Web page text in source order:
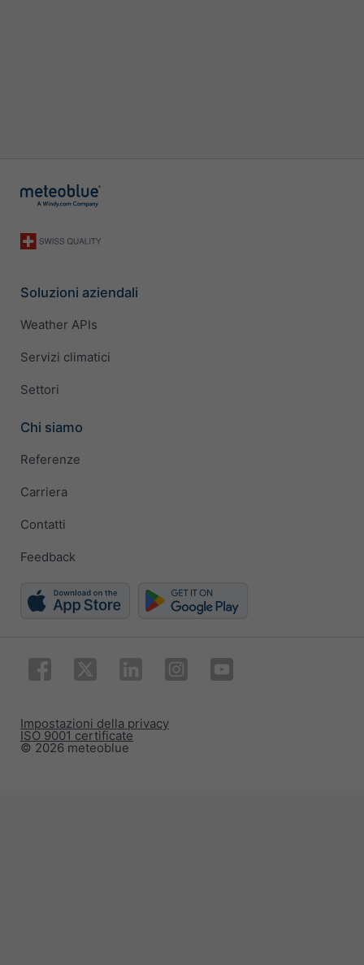
Soluzioni aziendali
Weather APIs
Servizi climatici
Settori
Chi siamo
Referenze
Carriera
Contatti
Feedback
© 2026 meteoblue
ISO 9001 certificate
Impostazioni della privacy